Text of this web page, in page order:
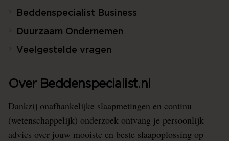
Beddenspecialist Business
Duurzaam Ondernemen
Veelgestelde vragen
Over Beddenspecialist.nl
Dankzij onafhankelijke slaapmetingen en continu
(wetenschappelijk) onderzoek ontvang je persoonlijk
advies over jouw mooiste en beste slaapoplossing op